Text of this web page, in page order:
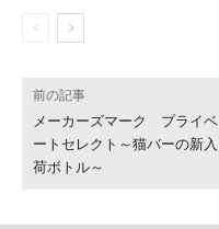
前の記事
メーカーズマーク プライベ
ートセレクト～猫バーの新入
荷ボトル～